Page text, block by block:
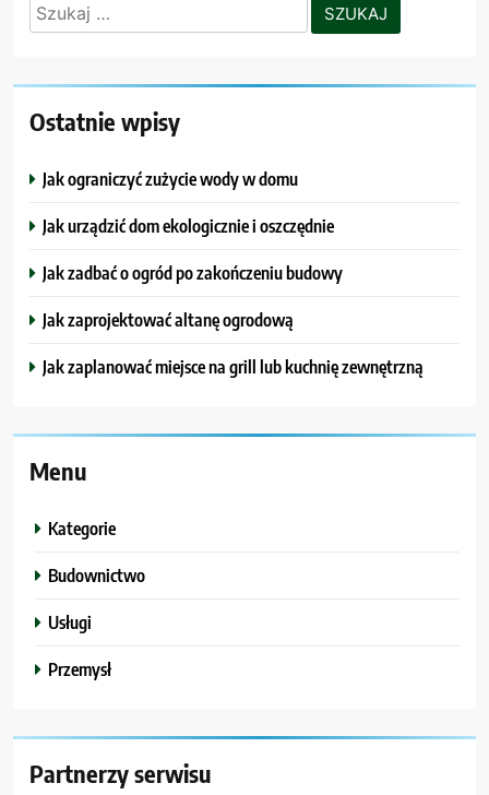
Szukaj:
Ostatnie wpisy
Jak ograniczyć zużycie wody w domu
Jak urządzić dom ekologicznie i oszczędnie
Jak zadbać o ogród po zakończeniu budowy
Jak zaprojektować altanę ogrodową
Jak zaplanować miejsce na grill lub kuchnię zewnętrzną
Menu
Kategorie
Budownictwo
Usługi
Przemysł
Partnerzy serwisu